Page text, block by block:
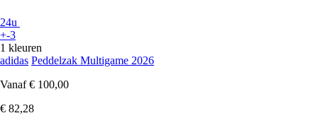
24u
+-3
1 kleuren
adidas Peddelzak Multigame 2026
Vanaf € 100,00
€ 82,28